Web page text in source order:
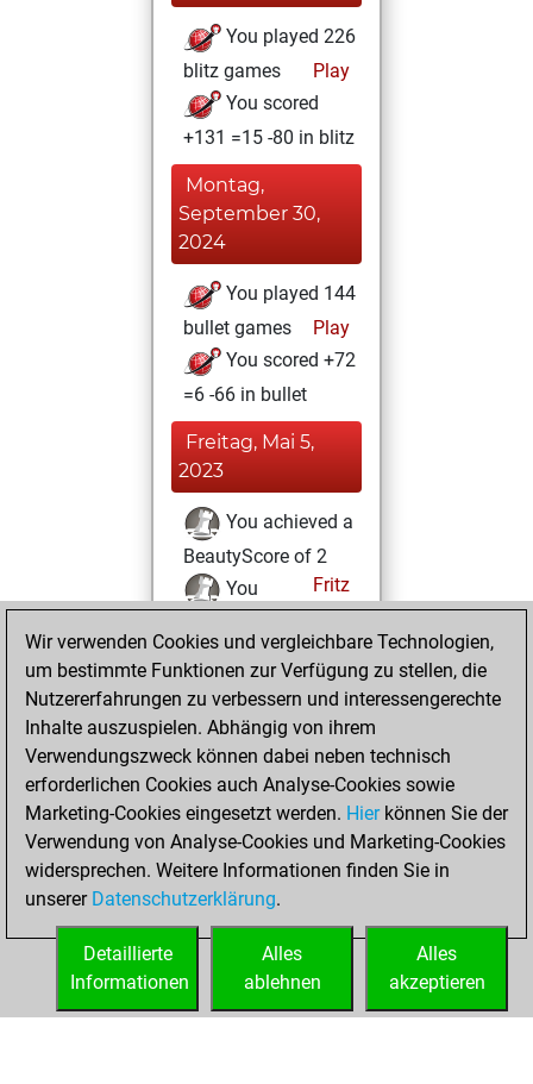
You played 226
blitz games
Play
You scored
+131 =15 -80 in blitz
Montag,
September 30,
2024
You played 144
bullet games
Play
You scored +72
=6 -66 in bullet
Freitag, Mai 5,
2023
You achieved a
BeautyScore of 2
Fritz
You
of 1586
You created
your Fritz account
Montag, Juli 7,
2014
You played 30
slow games
Play
You scored +19
=3 -8 in slow games
Wir verwenden Cookies und vergleichbare Technologien,
um bestimmte Funktionen zur Verfügung zu stellen, die
Nutzererfahrungen zu verbessern und interessengerechte
Inhalte auszuspielen. Abhängig von ihrem
Verwendungszweck können dabei neben technisch
erforderlichen Cookies auch Analyse-Cookies sowie
Marketing-Cookies eingesetzt werden. Hierkönnen Sie der
Verwendung von Analyse-Cookies und Marketing-Cookies
widersprechen. Weitere Informationen finden Sie in
unserer Datenschutzerklärung.
Alles
akzeptieren
Alles
ablehnen
Detaillierte
Informationen